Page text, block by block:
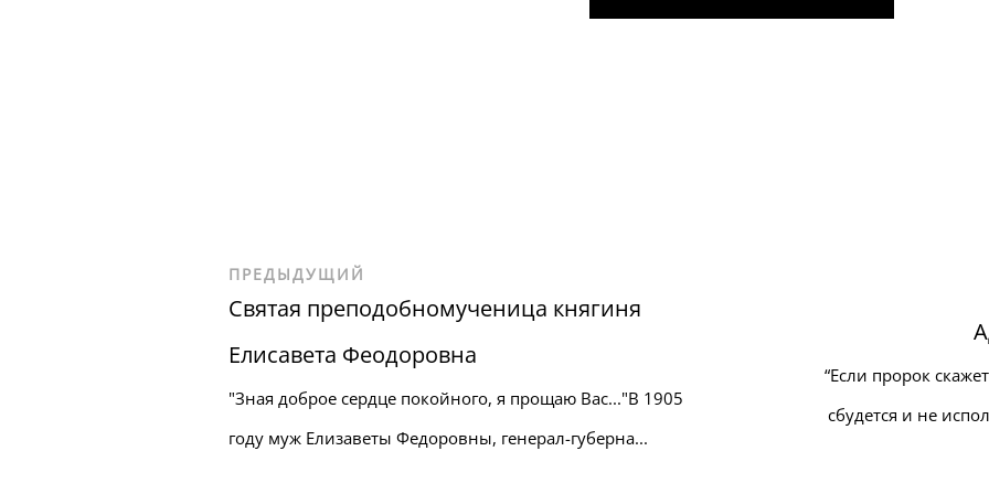
ПРЕДЫДУЩИЙ
Святая преподобномученица княгиня
Елисавета Феодоровна
"Зная доброе сердце покойного, я прощаю Вас..."В 1905
году муж Елизаветы Федоровны, генерал-губерна...
“Если пророк
сбудется и не